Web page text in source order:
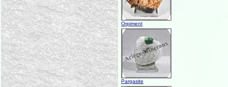
Orpiment
Pargasite